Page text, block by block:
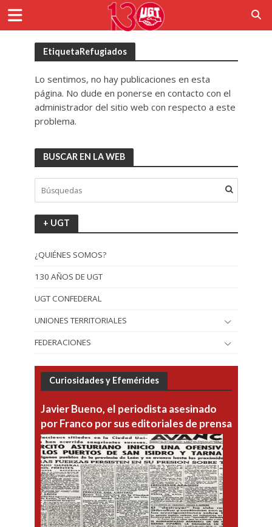
EtiquetaRefugiados
Lo sentimos, no hay publicaciones en esta
página. No dude en ponerse en contacto con el
administrador del sitio web con respecto a este
problema.
BUSCAR EN LA WEB
+ UGT
¿QUIÉNES SOMOS?
130 AÑOS DE UGT
UGT CONFEDERAL
UNIONES TERRITORIALES
FEDERACIONES
Curiosidades y Efemérides
Javier Bueno, el periodista asesinado
por Franco por sus editoriales de prensa